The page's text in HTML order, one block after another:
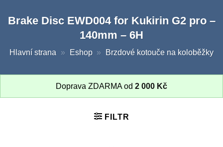
Brake Disc EWD004 for Kukirin G2 pro –
140mm – 6H
Hlavní strana » Eshop » Brzdové kotouče na koloběžky
Doprava ZDARMA od 2 000 Kč
FILTR